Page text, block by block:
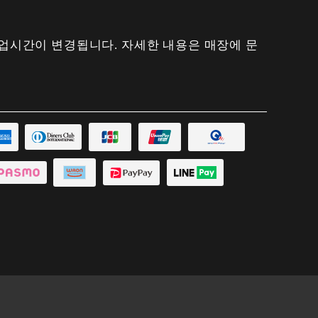
시간이 변경됩니다. 자세한 내용은 매장에 문